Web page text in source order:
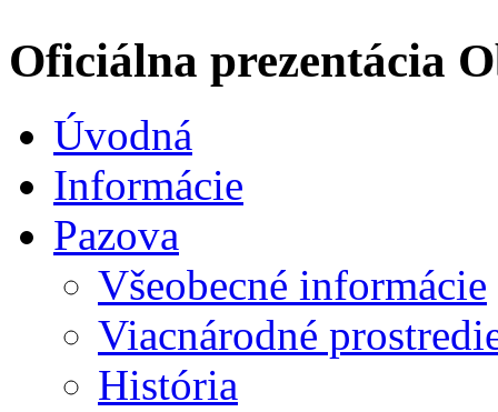
Oficiálna prezentácia
Úvodná
Informácie
Pazova
Všeobecné informácie
Viacnárodné
História